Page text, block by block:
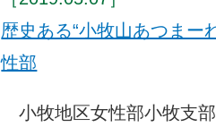
歴史ある“小牧山あつま
性部
小牧地区女性部小牧支